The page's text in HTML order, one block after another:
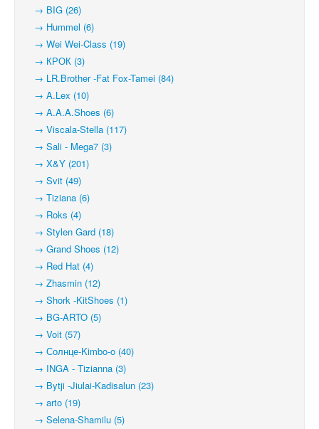
→ BIG (26)
→ Hummel (6)
→ Wei Wei-Class (19)
→ КРОК (3)
→ LR.Brother -Fat Fox-Tamei (84)
→ A.Lex (10)
→ A.A.A.Shoes (6)
→ Viscala-Stella (117)
→ Sali - Mega7 (3)
→ X&Y (201)
→ Svit (49)
→ Tiziana (6)
→ Roks (4)
→ Stylen Gard (18)
→ Grand Shoes (12)
→ Red Hat (4)
→ Zhasmin (12)
→ Shork -KitShoes (1)
→ BG-ARTO (5)
→ Voit (57)
→ Солнце-Kimbo-o (40)
→ INGA - Tizianna (3)
→ Bytji -Jiulai-Kadisalun (23)
→ arto (19)
→ Selena-Shamilu (5)